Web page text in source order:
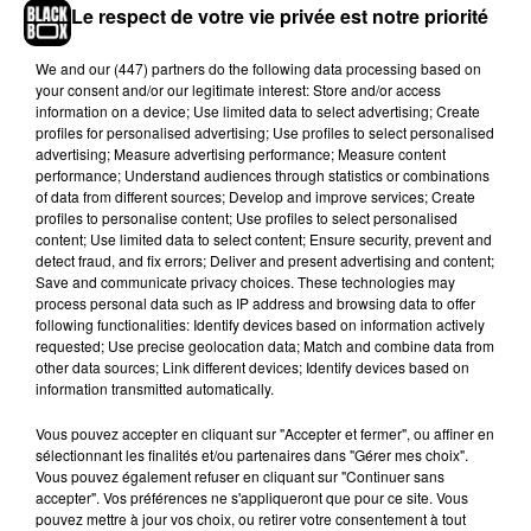
Et pour les jeunes ados enfin, petite séance de rattrapage
avec le film d’animationLa Vie en gros, adapté du roman du
même nom qui suit les efforts de Ben pour réussir à grandir
avec son corps face au regard des autres… Joli et positif.
Cet élément est masqué compte-tenu du refus du
dépôt de cookies que vous avez exprimé. Si vous
souhaitez l'afficher, merci de nous donner votre accord
en cliquant sur le bouton ci-dessous.
Afficher l'élément
Mercato•De Olivier Demangel, Thomas Finkielkraut • Avec
Jamel Debbouze, Monia Chokri, Hakim Jemili… • Sortie le
19 février 2025
Le respect de votre vie privée est notre priorité
We and our (447) partnersdo the following data processing based on
your consent and/or our legitimate interest: Store and/or access
information on a device; Use limited data to select advertising; Create
profiles for personalised advertising; Use profiles to select personalised
advertising; Measure advertising performance; Measure content
performance; Understand audiences through statistics or combinations
of data from different sources; Develop and improve services; Create
profiles to personalise content; Use profiles to select personalised
content; Use limited data to select content; Ensure security, prevent and
detect fraud, and fix errors; Deliver and present advertising and content;
Save and communicate privacy choices. These technologies may
process personal data such as IP address and browsing data to offer
following functionalities: Identify devices based on information actively
requested; Use precise geolocation data; Match and combine data from
other data sources; Link different devices; Identify devices based on
information transmitted automatically.
Vous pouvez accepter en cliquant sur "Accepter et fermer", ou affiner en
sélectionnant les finalités et/ou partenaires dans "Gérer mes choix".
Vous pouvez également refuser en cliquant sur "Continuer sans
accepter". Vos préférences ne s'appliqueront que pour ce site. Vous
pouvez mettre à jour vos choix, ou retirer votre consentement à tout